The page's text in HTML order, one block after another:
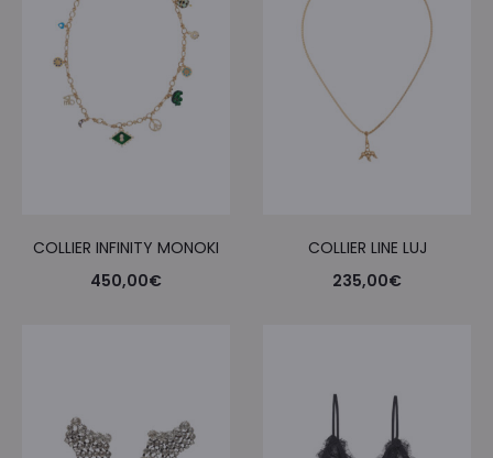
COLLIER INFINITY MONOKI
450,00€
COLLIER LINE LUJ
235,00€